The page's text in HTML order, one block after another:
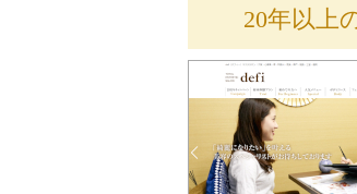
20年以上